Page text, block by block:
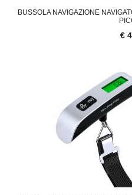
BUSSOLA NAVIGAZIONE
€